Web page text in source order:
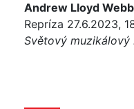
Andrew Lloyd
Repríza 27.6.2023,
Světový